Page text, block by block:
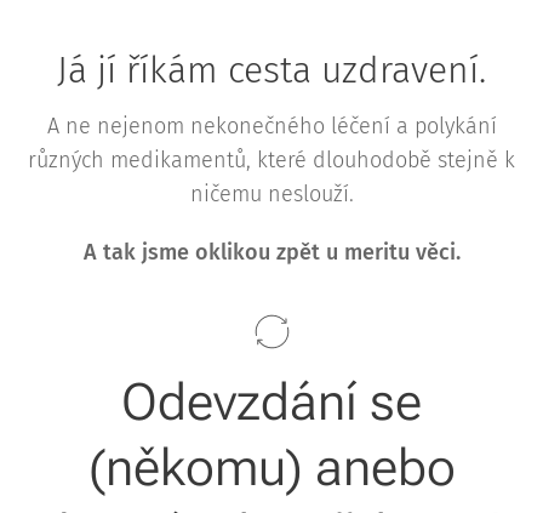
Já jí říkám cesta uzdravení.
A ne nejenom nekonečného léčení a polykání
různých medikamentů, které dlouhodobě stejně k
ničemu neslouží.
A tak jsme oklikou zpět u meritu věci.
Odevzdání se
(někomu) anebo